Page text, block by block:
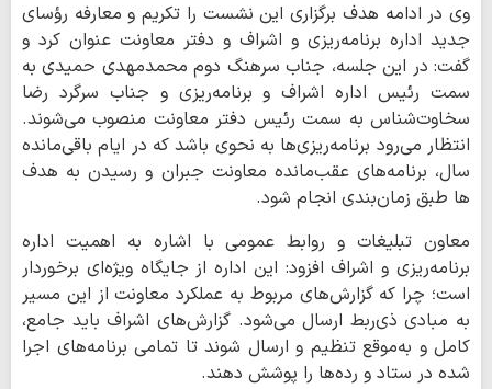
وی در ادامه هدف برگزاری این نشست را تکریم و معارفه رؤسای
جدید اداره برنامه‌ریزی و اشراف و دفتر معاونت عنوان کرد و
گفت: در این جلسه، جناب سرهنگ دوم محمدمهدی حمیدی به
سمت رئیس اداره اشراف و برنامه‌ریزی و جناب سرگرد رضا
سخاوت‌شناس به سمت رئیس دفتر معاونت منصوب می‌شوند.
انتظار می‌رود برنامه‌ریزی‌ها به نحوی باشد که در ایام باقی‌مانده
سال، برنامه‌های عقب‌مانده معاونت جبران و رسیدن به هدف
ها طبق زمان‌بندی انجام شود.
معاون تبلیغات و روابط عمومی با اشاره به اهمیت اداره
برنامه‌ریزی و اشراف افزود: این اداره از جایگاه ویژه‌ای برخوردار
است؛ چرا که گزارش‌های مربوط به عملکرد معاونت از این مسیر
به مبادی ذی‌ربط ارسال می‌شود. گزارش‌های اشراف باید جامع،
کامل و به‌موقع تنظیم و ارسال شوند تا تمامی برنامه‌های اجرا
شده در ستاد و رده‌ها را پوشش دهند.